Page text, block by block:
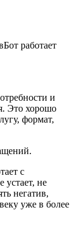
работает
и
Это хорошо
формат,
с
не
негатив,
уже в более